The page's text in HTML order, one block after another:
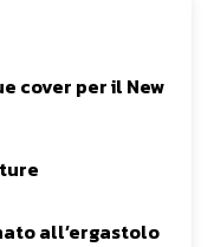
cover per il New
all’ergastolo